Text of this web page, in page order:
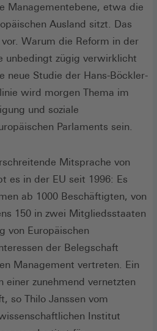
Managementebene, etwa die
Ausland sitzt. Das
Warum die Reform in der
unbedingt zügig verwirklicht
neue Studie der Hans-Böckler-
wird morgen Thema im
und soziale
Parlaments sein.
Mitsprache von
es in der EU seit 1996: Es
ab 1000 Beschäftigten, von
150 in zwei Mitgliedsstaaten
von Europäischen
der Belegschaft
Management vertreten. Ein
zunehmend vernetzten
so Thilo Janssen vom
Institut